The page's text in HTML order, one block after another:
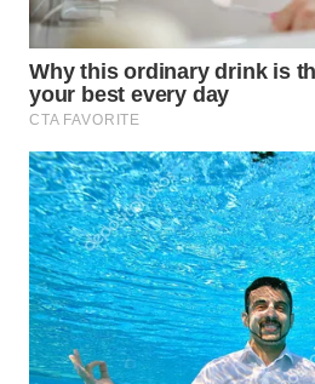
SIANTAR
NEWS
METRO
NEWS
METRO
JAKARTA
NEWS
KRT
NEWS